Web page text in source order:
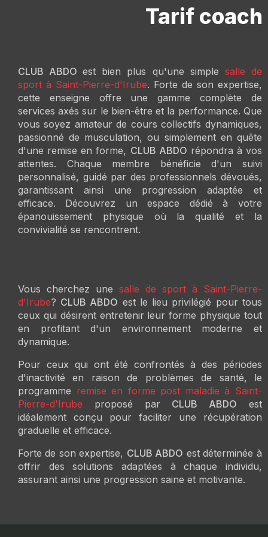
Tarif
CLUB ABDOest bien plus qu'une simple salle de
sport à Saint-Pierre-d'Irube. Forte de son expertise,
cette enseigne offre une gamme complète de
services axés sur le bien-être et la performance. Que
vous soyez amateur de cours collectifs dynamiques,
passionné de musculation, ou simplement en quête
d'une remise en forme, CLUB ABDO répondra à vos
attentes. Chaque membre bénéficie d'un suivi
personnalisé, guidé par des professionnels dévoués,
garantissant ainsi une progression adaptée et
efficace. Découvrez un espace dédié à votre
épanouissement physique où la qualité et la
convivialité se rencontrent.
Vous cherchez une salle de sport à Saint-Pierre-
d'Irube? CLUB ABDO est le lieu privilégié pour tous
ceux qui désirent entretenir leur forme physique tout
en profitant d'un environnement moderne et
dynamique.
Pour ceux qui ont été confrontés à des périodes
d'inactivité en raison de problèmes de santé, le
programme remise en forme post maladie à Saint-
Pierre-d'Irube proposé par CLUB ABDO est
idéalement conçu pour faciliter une récupération
graduelle et efficace.
Forte de son expertise, CLUB ABDO est déterminée à
offrir des solutions adaptées à chaque individu,
assurant ainsi une progression saine et motivante.